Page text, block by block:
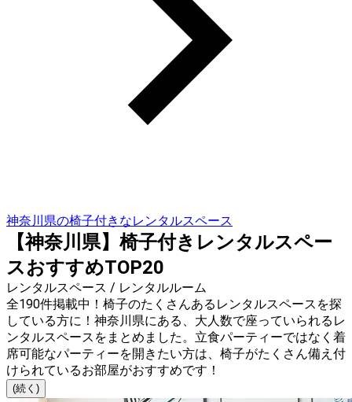
神奈川県の椅子付きなレンタルスペース
【神奈川県】椅子付きレンタルスペー
スおすすめTOP20
レンタルスペース / レンタルルーム
全190件掲載中！椅子のたくさんあるレンタルスペースを探
している方に！神奈川県にある、大人数で座っていられるレ
ンタルスペースをまとめました。立食パーティーではなく着
席可能なパーティーを開きたい方は、椅子がたくさん備え付
けられているお部屋がおすすめです！
(続く)